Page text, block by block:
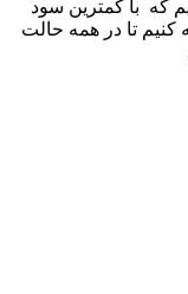
که با کمترین سود
کنیم تا در همه حالت